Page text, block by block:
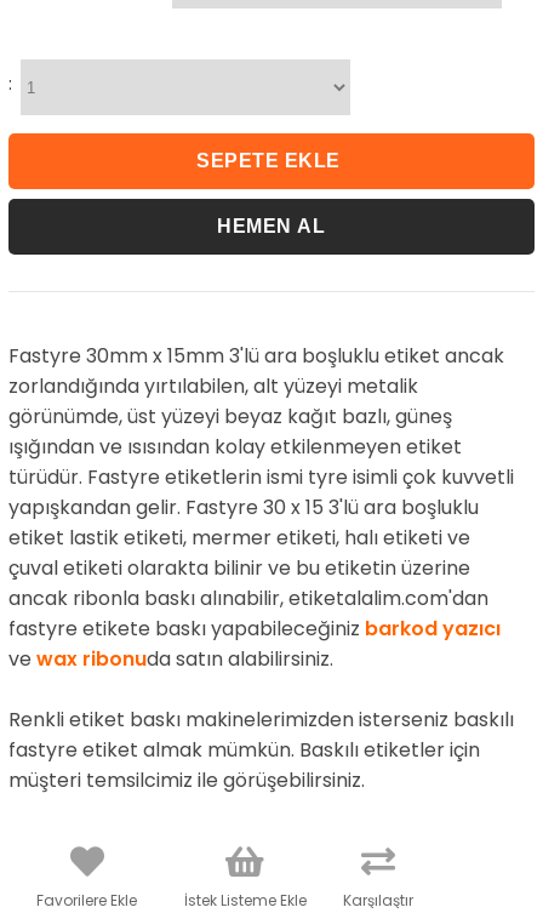
:
Fastyre 30mm x 15mm 3'lü ara boşluklu etiket ancak
zorlandığında yırtılabilen, alt yüzeyi metalik
görünümde, üst yüzeyi beyaz kağıt bazlı, güneş
ışığından ve ısısından kolay etkilenmeyen etiket
türüdür. Fastyre etiketlerin ismi tyre isimli çok kuvvetli
yapışkandan gelir. Fastyre 30 x 15 3'lü ara boşluklu
etiket lastik etiketi, mermer etiketi, halı etiketi ve
çuval etiketi olarakta bilinir ve bu etiketin üzerine
ancak ribonla baskı alınabilir, etiketalalim.com'dan
fastyre etikete baskı yapabileceğiniz barkod yazıcı
ve wax ribonuda satın alabilirsiniz.
Renkli etiket baskı makinelerimizden isterseniz baskılı
fastyre etiket almak mümkün. Baskılı etiketler için
müşteri temsilcimiz ile görüşebilirsiniz.
Favorilere Ekle İstek Listeme Ekle Karşılaştır